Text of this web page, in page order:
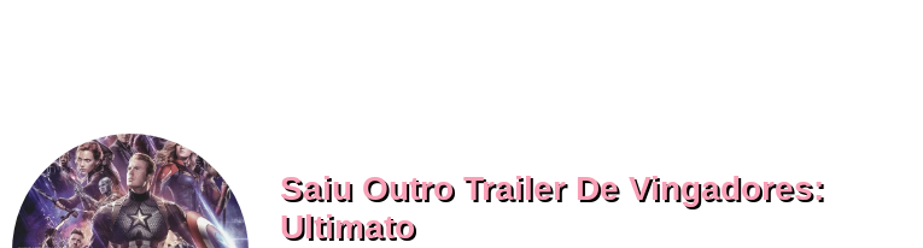
Saiu Outro Trailer De Vingadores:
Ultimato